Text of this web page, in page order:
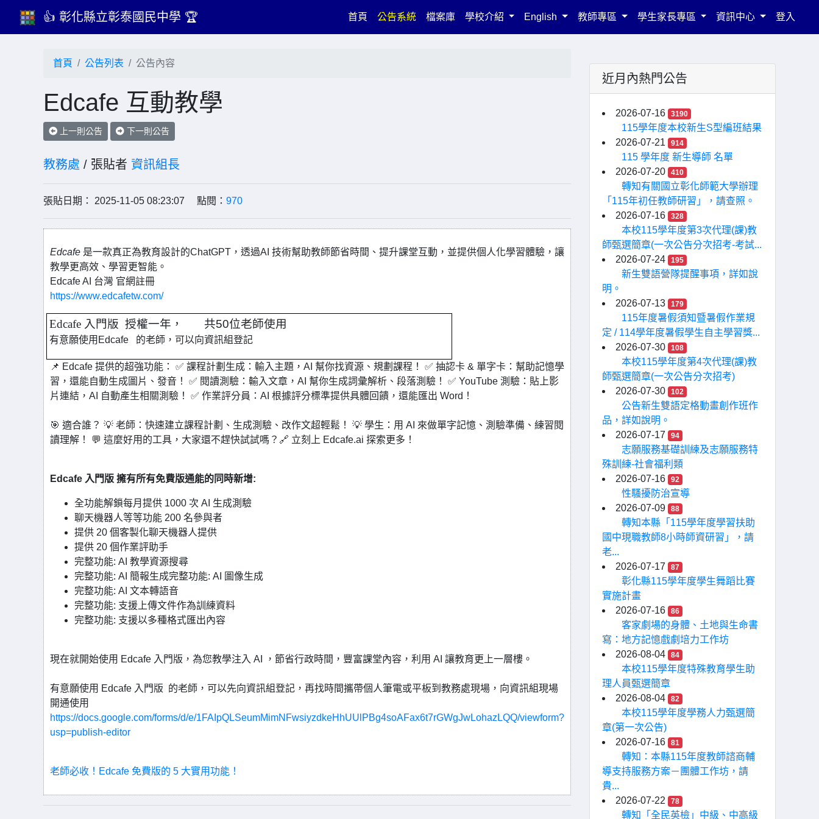
👍 彰化縣立彰泰國民中學 🏆 首頁(current)
公告系統 檔案庫 學校介紹 English 教師專區 學生家長專區 資訊中心 登入
首頁 公告列表 公告內容
Edcafe 互動教學
上一則公告 下一則公告
教務處 / 張貼者 資訊組長
張貼日期： 2025-11-05 08:23:07 點閱： 970
Edcafe 是一款真正為教育設計的ChatGPT，透過AI 技術幫助教師節省時間、提升課堂互動，並提供個人化學習體驗，讓
教學更高效、學習更智能。
Edcafe AI 台灣 官網註冊
https://www.edcafetw.com/
Edcafe 入門版 授權一年， 共50位老師使用
有意願使用Edcafe 的老師，可以向資訊組登記
📌 Edcafe 提供的超強功能： ✅ 課程計劃生成：輸入主題，AI 幫你找資源、規劃課程！ ✅ 抽認卡 & 單字卡：幫助記憶學
習，還能自動生成圖片、發音！ ✅ 閱讀測驗：輸入文章，AI 幫你生成詞彙解析、段落測驗！ ✅ YouTube 測驗：貼上影
片連結，AI 自動產生相關測驗！ ✅ 作業評分員：AI 根據評分標準提供具體回饋，還能匯出 Word！
🎯 適合誰？ 💡 老師：快速建立課程計劃、生成測驗、改作文超輕鬆！ 💡 學生：用 AI 來做單字記憶、測驗準備、練習閱
讀理解！ 💬 這麼好用的工具，大家還不趕快試試嗎？🔗 立刻上 Edcafe.ai 探索更多！
Edcafe 入門版 擁有所有免費版通能的同時新增:
全功能解鎖每月提供 1000 次 AI 生成測驗
聊天機器人等等功能 200 名參與者
提供 20 個客製化聊天機器人提供
提供 20 個作業評助手
完整功能: AI 教學資源搜尋
完整功能: AI 簡報生成完整功能: AI 圖像生成
完整功能: AI 文本轉語音
完整功能: 支援上傳文件作為訓練資料
完整功能: 支援以多種格式匯出內容
現在就開始使用 Edcafe 入門版，為您教學注入 AI ，節省行政時間，豐富課堂內容，利用 AI 讓教育更上一層樓。
有意願使用 Edcafe 入門版 的老師，可以先向資訊組登記，再找時間攜帶個人筆電或平板到教務處現場，向資訊組現場
開通使用
https://docs.google.com/forms/d/e/1FAIpQLSeumMimNFwsiyzdkeHhUUlPBg4soAFax6t7rGWgJwLohazLQQ/viewform?
usp=publish-editor
老師必收！Edcafe 免費版的 5 大實用功能！
近月內熱門公告
2026-07-16 3190
115學年度本校新生S型編班結果
2026-07-21
914
115 學年度 新生導師 名單
2026-07-20
410
轉知有關國立彰化師範大學辦理
「115年初任教師研習」，請查照。
2026-07-16
328
本校115學年度第3次代理(課)教
師甄選簡章(一次公告分次招考-考試...
2026-07-24
195
新生雙語營隊提醒事項，詳如說
明。
2026-07-13
179
115年度暑假須知暨暑假作業規
定 / 114學年度暑假學生自主學習獎...
2026-07-30
108
本校115學年度第4次代理(課)教
師甄選簡章(一次公告分次招考)
2026-07-30
102
公告新生雙語定格動畫創作班作
品，詳如說明。
2026-07-17
94
志願服務基礎訓練及志願服務特
殊訓練-社會福利類
2026-07-16
92
性騷擾防治宣導
2026-07-09
88
轉知本縣「115學年度學習扶助
國中現職教師8小時師資研習」，請
老...
2026-07-17
87
彰化縣115學年度學生舞蹈比賽
實施計畫
2026-07-16
86
客家劇場的身體、土地與生命書
寫：地方記憶戲劇培力工作坊
2026-08-04
84
本校115學年度特殊教育學生助
理人員甄選簡章
2026-08-04
82
本校115學年度學務人力甄選簡
章(第一次公告)
2026-07-16
81
轉知：本縣115年度教師諮商輔
導支持服務方案－團體工作坊，請
貴...
2026-07-22
78
轉知「全民英檢」中級、中高級